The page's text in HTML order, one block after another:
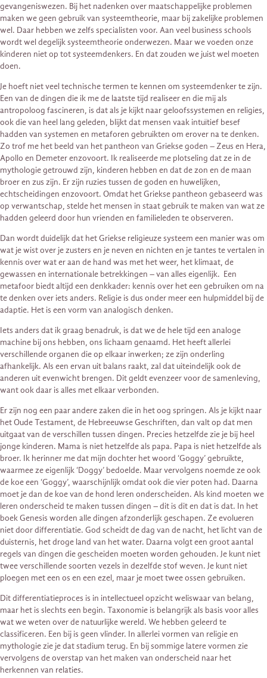
gevangeniswezen. Bij het nadenken over maatschappelijke problemen
maken we geen gebruik van systeemtheorie, maar bij zakelijke problemen
wel. Daar hebben we zelfs specialisten voor. Aan veel business schools
wordt wel degelijk systeemtheorie onderwezen. Maar we voeden onze
kinderen niet op tot systeemdenkers. En dat zouden we juist wel moeten
doen.
Je hoeft niet veel technische termen te kennen om ​​systeemdenker te zijn.
Een van de dingen die ik me de laatste tijd realiseer en die mij als
antropoloog fascineren, is dat als je kijkt naar geloofssystemen en religies,
ook die van heel lang geleden, blijkt dat mensen vaak intuïtief besef
hadden van systemen en metaforen gebruikten om erover na te denken.
Zo trof me het beeld van het pantheon van Griekse goden – Zeus en Hera,
Apollo en Demeter enzovoort. Ik realiseerde me plotseling dat ze in de
mythologie getrouwd zijn, kinderen hebben en dat de zon en de maan
broer en zus zijn. Er zijn ruzies tussen de goden en huwelijken,
echtscheidingen enzovoort. Omdat het Griekse pantheon gebaseerd was
op verwantschap, stelde het mensen in staat gebruik te maken van wat ze
hadden geleerd door hun vrienden en familieleden te observeren.
Dan wordt duidelijk dat het Griekse religieuze systeem een ​​manier was om
wat je wist over je zusters en je neven en nichten en je tantes te vertalen in
kennis over wat er aan de hand was met het weer, het klimaat, de
gewassen en internationale betrekkingen – van alles eigenlijk. Een
metafoor biedt altijd een denkkader: kennis over het een gebruiken om na
te denken over iets anders. Religie is dus onder meer een hulpmiddel bij de
adaptie. Het is een vorm van analogisch denken.
Iets anders dat ik graag benadruk, is dat we de hele tijd een analoge
machine bij ons hebben, ons lichaam genaamd. Het heeft allerlei
verschillende organen die op elkaar inwerken; ze zijn onderling
afhankelijk. Als een ervan uit balans raakt, zal dat uiteindelijk ook de
anderen uit evenwicht brengen. Dit geldt evenzeer voor de samenleving,
want ook daar is alles met elkaar verbonden.
Er zijn nog een paar andere zaken die in het oog springen. Als je kijkt naar
het Oude Testament, de Hebreeuwse Geschriften, dan valt op dat men
uitgaat van de verschillen tussen dingen. Precies hetzelfde zie je bij heel
jonge kinderen. Mama is niet hetzelfde als papa. Papa is niet hetzelfde als
broer. Ik herinner me dat mijn dochter het woord ‘Goggy’ gebruikte,
waarmee ze eigenlijk ‘Doggy’ bedoelde. Maar vervolgens noemde ze ook
de koe een ‘Goggy’, waarschijnlijk omdat ook die vier poten had. Daarna
moet je dan de koe van de hond leren onderscheiden. Als kind moeten we
leren onderscheid te maken tussen dingen – dit is dit en dat is dat. In het
boek Genesis worden alle dingen afzonderlijk geschapen. Ze evolueren
niet door differentiatie. God scheidt de dag van de nacht, het licht van de
duisternis, het droge land van het water. Daarna volgt een groot aantal
regels van dingen die gescheiden moeten worden gehouden. Je kunt niet
twee verschillende soorten vezels in dezelfde stof weven. Je kunt niet
ploegen met een os en een ezel, maar je moet twee ossen gebruiken.
Dit differentiatieproces is in intellectueel opzicht weliswaar van belang,
maar het is slechts een begin. Taxonomie is belangrijk als basis voor alles
wat we weten over de natuurlijke wereld. We hebben geleerd te
classificeren. Een bij is geen vlinder. In allerlei vormen van religie en
mythologie zie je dat stadium terug. En bij sommige latere vormen zie
vervolgens de overstap van het maken van onderscheid naar het
herkennen van relaties.